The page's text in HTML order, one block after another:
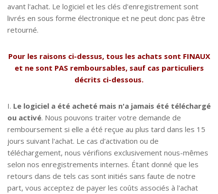
TÉLÉCHARGEMENTS
avant l'achat. Le logiciel et les clés d'enregistrement sont
livrés en sous forme électronique et ne peut donc pas être
retourné.
Pour les raisons ci-dessus, tous les achats sont FINAUX
et ne sont PAS remboursables, sauf cas particuliers
décrits ci-dessous.
I. Le logiciel a été acheté mais n'a jamais été téléchargé
ou activé. Nous pouvons traiter votre demande de
remboursement si elle a été reçue au plus tard dans les 15
jours suivant l'achat. Le cas d'activation ou de
téléchargement, nous vérifions exclusivement nous-mêmes
selon nos enregistrements internes. Étant donné que les
retours dans de tels cas sont initiés sans faute de notre
part, vous acceptez de payer les coûts associés à l'achat